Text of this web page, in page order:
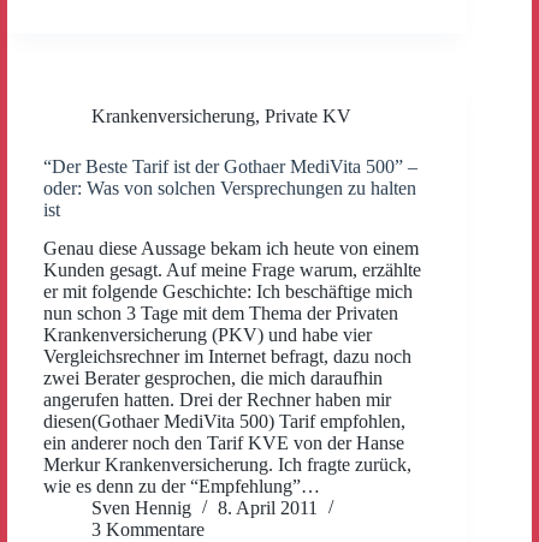
Krankenversicherung, Private KV
“Der Beste Tarif ist der Gothaer MediVita 500” –
oder: Was von solchen Versprechungen zu halten
ist
Genau diese Aussage bekam ich heute von einem
Kunden gesagt. Auf meine Frage warum, erzählte
er mit folgende Geschichte: Ich beschäftige mich
nun schon 3 Tage mit dem Thema der Privaten
Krankenversicherung (PKV) und habe vier
Vergleichsrechner im Internet befragt, dazu noch
zwei Berater gesprochen, die mich daraufhin
angerufen hatten. Drei der Rechner haben mir
diesen(Gothaer MediVita 500) Tarif empfohlen,
ein anderer noch den Tarif KVE von der Hanse
Merkur Krankenversicherung. Ich fragte zurück,
wie es denn zu der “Empfehlung”…
Sven Hennig
8. April 2011
3 Kommentare